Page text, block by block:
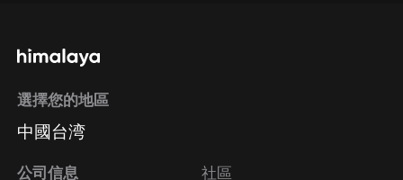
選擇您的地區
中國台湾
公司信息 社區